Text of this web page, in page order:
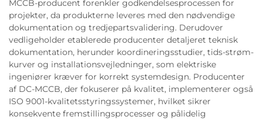
MCCB-producent forenkler godkendelsesprocessen for
projekter, da produkterne leveres med den nødvendige
dokumentation og tredjepartsvalidering. Derudover
vedligeholder etablerede producenter detaljeret teknisk
dokumentation, herunder koordineringsstudier, tids-strøm-
kurver og installationsvejledninger, som elektriske
ingeniører kræver for korrekt systemdesign. Producenter
af DC-MCCB, der fokuserer på kvalitet, implementerer også
ISO 9001-kvalitetsstyringssystemer, hvilket sikrer
konsekvente fremstillingsprocesser og pålidelig